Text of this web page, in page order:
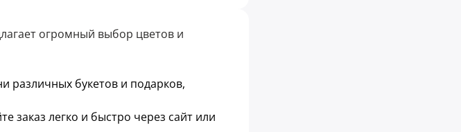
огромный выбор цветов и
различных букетов и подарков,
заказ легко и быстро через сайт или